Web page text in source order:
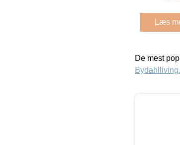
Læs
De mest